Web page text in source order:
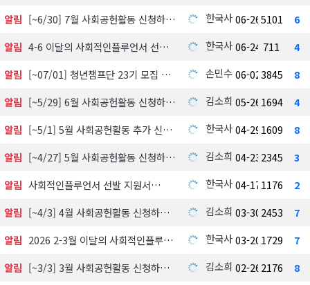
알림
[~6/30] 7월 사회공헌활동 신청하기 한국사회공헌협회
06-26 5101
6
알림
4-6 이달의 사회적인플루언서 선정 발표 한국사회공헌협회
06-24 711
4
알림
[~07/01] 청년챔프단 23기 모집 中 손민수06-02 3845
8
알림
[~5/29] 6월 사회공헌활동 신청하기 김소희 05-26 1694
4
알림
[~5/1] 5월 사회공헌활동 추가 신청하기 한국사회공헌협회
04-29 1609
8
알림
[~4/27] 5월 사회공헌활동 신청하기 김소희 04-23 2345
3
알림
사회적인플루언서 선발 지원서 한국사회공헌협회
04-17 1176
2
알림
[~4/3] 4월 사회공헌활동 신청하기 김소희 03-30 2453
7
알림
2026 2-3월 이달의 사회적인플루언서 선정 발표 한국사회공헌협회
03-20 1729
7
알림
[~3/3] 3월 사회공헌활동 신청하기 김소희 02-26 2176
8